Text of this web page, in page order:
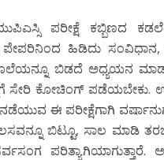
ಪರೀಕ್ಷೆ ಕಬ್ಬಿಣದ
ಪೇಪರಿನಿಂದ ಹಿಡಿದು
ಬಿಡದೆ ಅಧ್ಯಯನ
ಸೇರಿ ಕೋಚಿಂಗ್
ಈ ಪರೀಕ್ಷೆಗಾಗಿ
ಬಿಟ್ಟೂ, ಸಾಲ ಮಾಡಿ